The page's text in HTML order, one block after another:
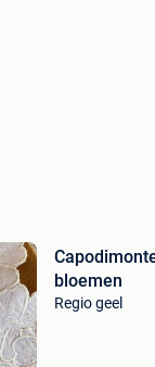
bloemen
Regio geel